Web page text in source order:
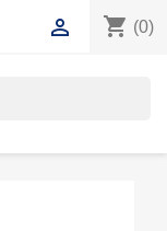
shopping_cart (0)
